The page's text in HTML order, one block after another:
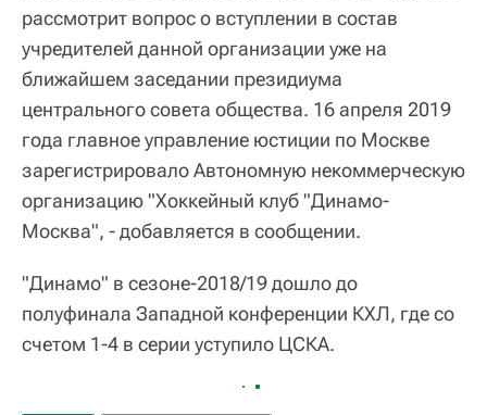
рассмотрит вопрос о вступлении в состав
учредителей данной организации уже на
ближайшем заседании президиума
центрального совета общества. 16 апреля 2019
года главное управление юстиции по Москве
зарегистрировало Автономную некоммерческую
организацию "Хоккейный клуб "Динамо-
Москва", - добавляется в сообщении.
"Динамо" в сезоне-2018/19 дошло до
полуфинала Западной конференции КХЛ, где со
счетом 1-4 в серии уступило ЦСКА.